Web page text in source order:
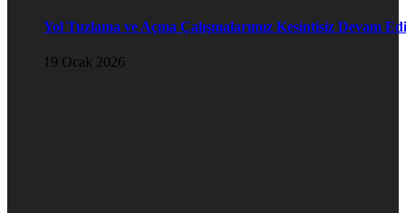
Yol Tuzlama ve Açma Çalışmalarımız Kesintisiz Devam
19 Ocak 2026